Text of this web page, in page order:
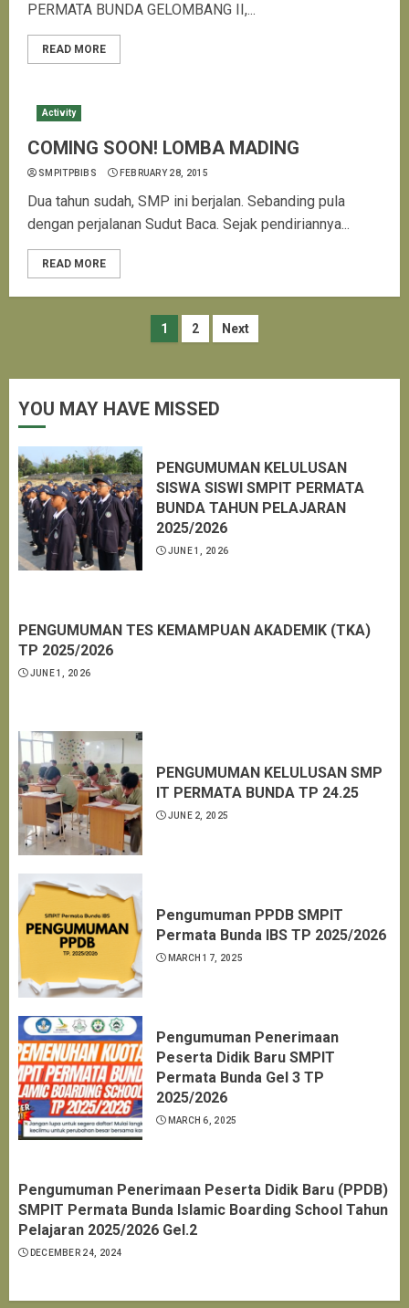
PERMATA BUNDA GELOMBANG II,...
READ MORE
Activity
COMING SOON! LOMBA MADING
SMPITPBIBS FEBRUARY 28, 2015
Dua tahun sudah, SMP ini berjalan. Sebanding pula
dengan perjalanan Sudut Baca. Sejak pendiriannya...
READ MORE
Posts
1 2 Next
YOU MAY HAVE MISSED
PENGUMUMAN KELULUSAN
SISWA SISWI SMPIT PERMATA
BUNDA TAHUN PELAJARAN
2025/2026
JUNE 1, 2026
PENGUMUMAN TES KEMAMPUAN AKADEMIK (TKA)
TP 2025/2026
JUNE 1, 2026
PENGUMUMAN KELULUSAN SMP
IT PERMATA BUNDA TP 24.25
JUNE 2, 2025
Pengumuman PPDB SMPIT
Permata Bunda IBS TP 2025/2026
MARCH 17, 2025
Pengumuman Penerimaan
Peserta Didik Baru SMPIT
Permata Bunda Gel 3 TP
2025/2026
MARCH 6, 2025
Pengumuman Penerimaan Peserta Didik Baru (PPDB)
SMPIT Permata Bunda Islamic Boarding School Tahun
Pelajaran 2025/2026 Gel.2
DECEMBER 24, 2024